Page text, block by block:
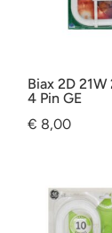
Biax 2D
4 Pin GE
€ 8,00